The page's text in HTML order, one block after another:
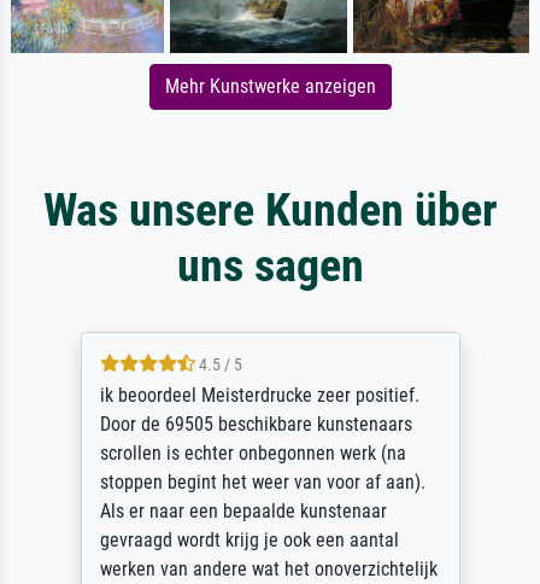
Mehr Kunstwerke anzeigen
Was unsere Kunden über
uns sagen
4.5 / 5
ik beoordeel Meisterdrucke zeer positief.
Door de 69505 beschikbare kunstenaars
scrollen is echter onbegonnen werk (na
stoppen begint het weer van voor af aan).
Als er naar een bepaalde kunstenaar
gevraagd wordt krijg je ook een aantal
werken van andere wat het onoverzichtelijk